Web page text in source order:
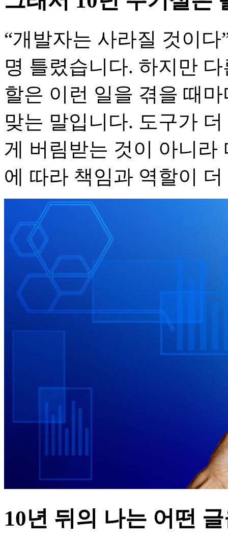
“개발자는 사라질 것이
명 틀렸습니다. 하지만
할은 이런 일을 겪을 때
맞는 말입니다. 도구가
게 버림받는 것이 아니라
에 따라 책임과 역할이
10년 뒤의 나는 어떤